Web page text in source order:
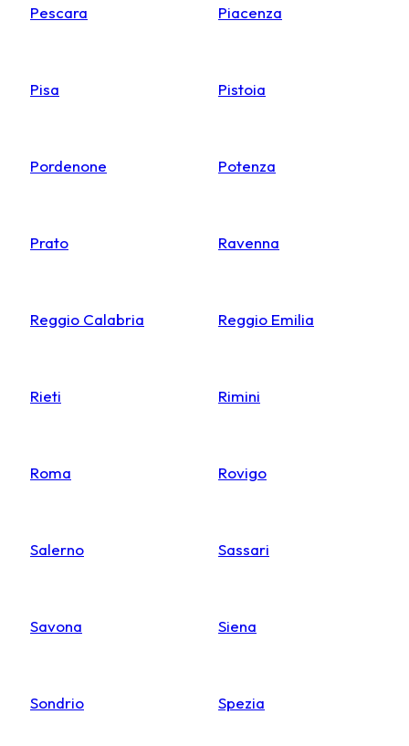
Pescara Piacenza
Pisa Pistoia
Pordenone Potenza
Prato Ravenna
Reggio Calabria Reggio Emilia
Rieti Rimini
Roma Rovigo
Salerno Sassari
Savona Siena
Sondrio Spezia